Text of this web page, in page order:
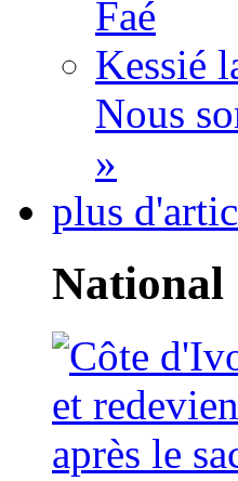
Faé
Kessié
Nous
»
plus
National